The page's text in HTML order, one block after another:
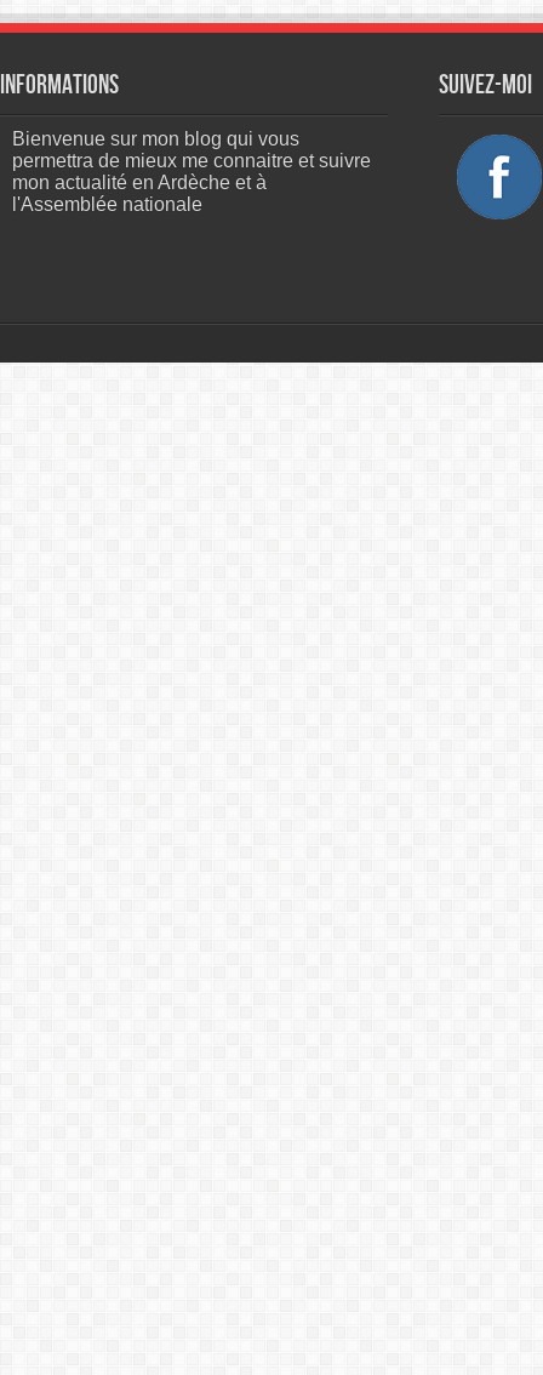
Informations
Bienvenue sur mon blog qui vous
permettra de mieux me connaitre et suivre
mon actualité en Ardèche et à
l'Assemblée nationale
Suivez-moi